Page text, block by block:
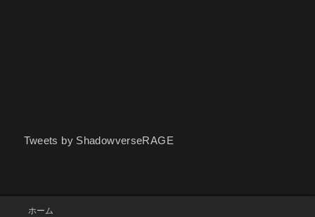
Tweets by ShadowverseRAGE
ホーム